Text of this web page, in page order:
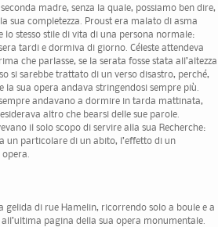
madre, senza la quale, possiamo ben dire,
sua completezza. Proust era malato di asma
stesso stile di vita di una persona normale:
tardi e dormiva di giorno. Céleste attendeva
che parlasse, se la serata fosse stata all’altezza
si sarebbe trattato di un verso disastro, perché,
sua opera andava stringendosi sempre più.
andavano a dormire in tarda mattinata,
altro che bearsi delle sue parole.
il solo scopo di servire alla sua Recherche:
particolare di un abito, l’effetto di un
gelida di rue Hamelin, ricorrendo solo a boule e a
pagina della sua opera monumentale.